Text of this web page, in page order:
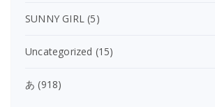
SUNNY GIRL (5)
Uncategorized (15)
あ (918)